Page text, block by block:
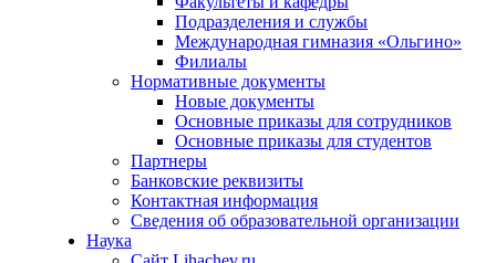
Подразделения и службы
Международная гимназия «Ольгино»
Филиалы
Нормативные документы
Новые документы
Основные приказы для сотрудников
Основные приказы для студентов
Партнеры
Банковские реквизиты
Контактная информация
Сведения об образовательной организации
Наука